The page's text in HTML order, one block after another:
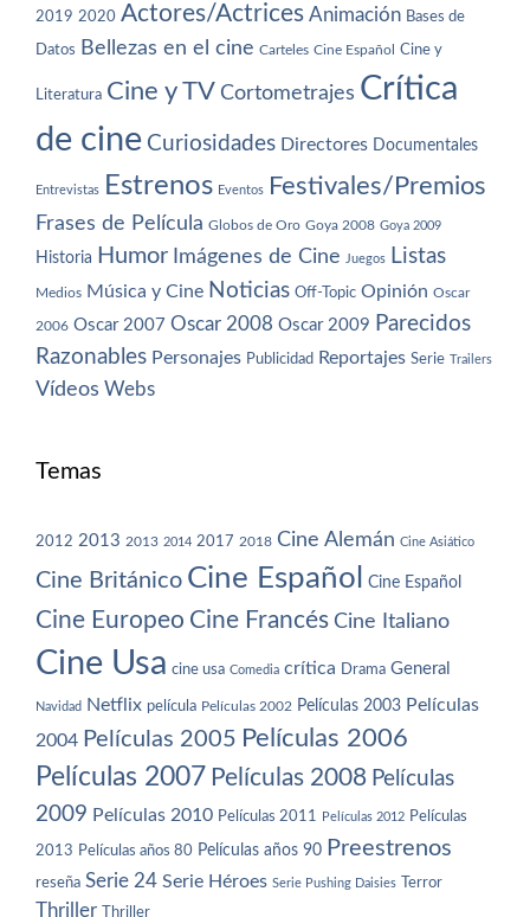
2019 2020 Actores/Actrices Animación Bases de
Datos Bellezas en el cine Carteles Cine Español Cine y
Literatura Cine y TV Cortometrajes Crítica
de cine Curiosidades Directores Documentales
Entrevistas Estrenos Eventos Festivales/Premios
Frases de Película Globos de Oro Goya 2008 Goya 2009
Historia Humor Imágenes de Cine Juegos Listas
Medios Música y Cine Noticias Off-Topic Opinión Oscar
2006 Oscar 2007 Oscar 2008 Oscar 2009 Parecidos
Razonables Personajes Publicidad Reportajes Serie Trailers
Vídeos Webs
Temas
2012 2013 2013 2014 2017 2018 Cine Alemán Cine Asiático
Cine Británico Cine Español Cine Español
Cine Europeo Cine Francés Cine Italiano
Cine Usa cine usa Comedia crítica Drama General
Navidad Netflix película Películas 2002 Películas 2003 Películas
2004 Películas 2005 Películas 2006
Películas 2007 Películas 2008 Películas
2009 Películas 2010 Películas 2011 Películas 2012 Películas
2013 Películas años 80 Películas años 90 Preestrenos
reseña Serie 24 Serie Héroes Serie Pushing Daisies Terror
Thriller Thriller